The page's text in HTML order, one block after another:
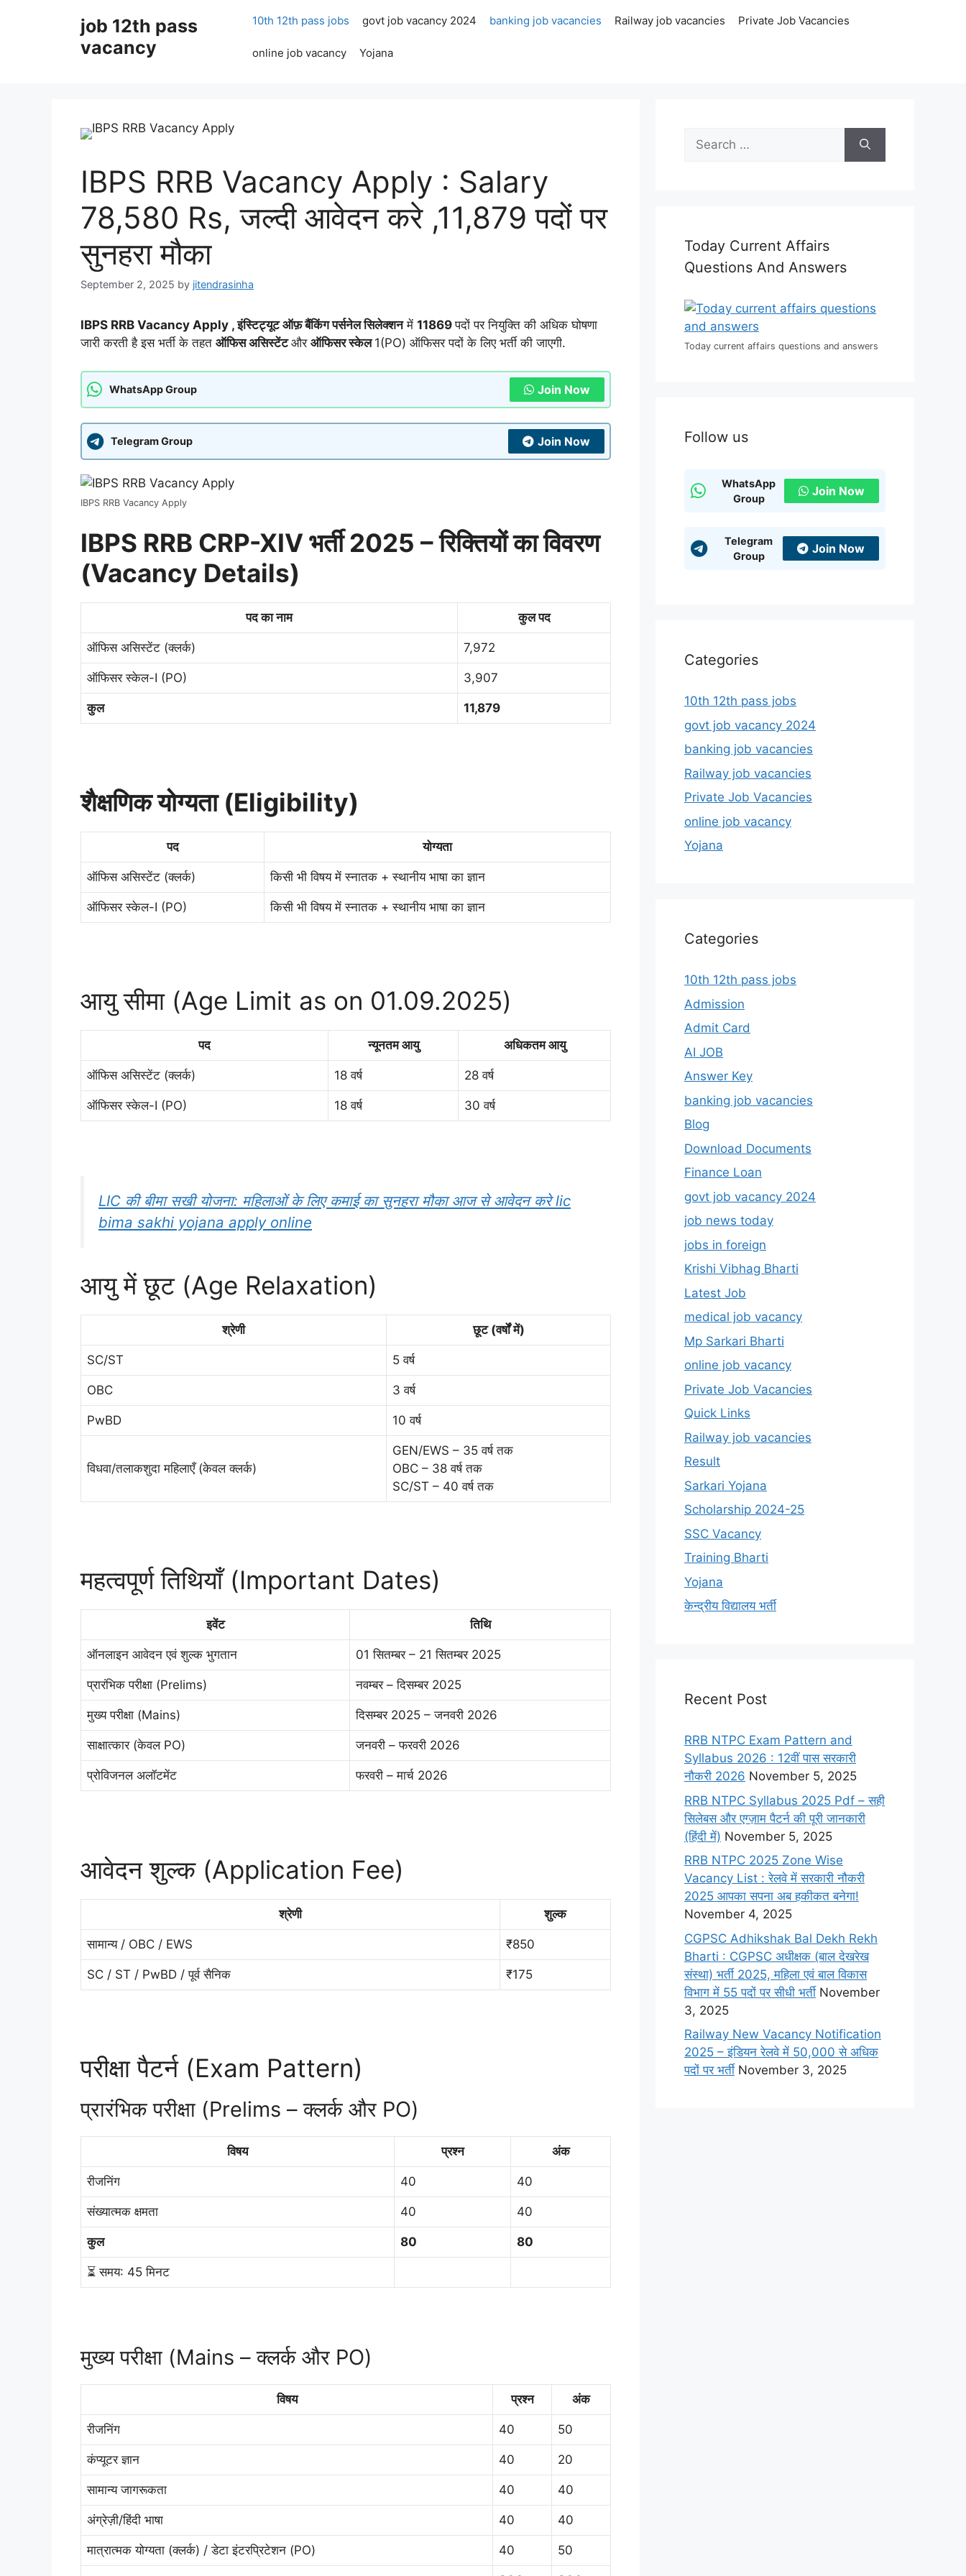
job 12th pass
vacancy
10th 12th pass jobs govt job vacancy 2024 banking job vacancies Railway job vacancies Private Job Vacancies
online job vacancy Yojana
IBPS RRB Vacancy Apply : Salary
78,580 Rs, जल्दी आवेदन करे ,11,879 पदों पर
सुनहरा मौका
September 2, 2025 by jitendrasinha
IBPS RRB Vacancy Apply , इंस्टिट्यूट ऑफ़ बैंकिंग पर्सनेल सिलेक्शनमें 11869पदों पर नियुक्ति की अधिक घोषणा
जारी करती है इस भर्ती के तहत ऑफिस असिस्टेंटऔर ऑफिसर स्केल 1(PO) ऑफिसर पदों के लिए भर्ती की जाएगी.
WhatsApp Group Join Now
Telegram Group Join Now
IBPS RRB Vacancy Apply
IBPS RRB CRP-XIV भर्ती 2025 – रिक्तियों का विवरण
(Vacancy Details)
पद का नाम कुल पद
ऑफिस असिस्टेंट (क्लर्क) 7,972
ऑफिसर स्केल-I (PO) 3,907
कुल 11,879
शैक्षणिक योग्यता (Eligibility)
पद योग्यता
ऑफिस असिस्टेंट (क्लर्क) किसी भी विषय में स्नातक + स्थानीय भाषा का ज्ञान
ऑफिसर स्केल-I (PO) किसी भी विषय में स्नातक + स्थानीय भाषा का ज्ञान
आयु सीमा (Age Limit as on 01.09.2025)
पद न्यूनतम आयु अधिकतम आयु
ऑफिस असिस्टेंट (क्लर्क) 18 वर्ष 28 वर्ष
ऑफिसर स्केल-I (PO) 18 वर्ष 30 वर्ष
LIC की बीमा सखी योजना: महिलाओं के लिए कमाई का सुनहरा मौका आज से आवेदन करे lic
bima sakhi yojana apply online
आयु में छूट (Age Relaxation)
श्रेणी छूट (वर्षों में)
SC/ST 5 वर्ष
OBC 3 वर्ष
PwBD 10 वर्ष
विधवा/तलाकशुदा महिलाएँ (केवल क्लर्क)
GEN/EWS – 35 वर्ष तक
OBC – 38 वर्ष तक
SC/ST – 40 वर्ष तक
महत्वपूर्ण तिथियाँ (Important Dates)
इवेंट तिथि
ऑनलाइन आवेदन एवं शुल्क भुगतान 01 सितम्बर – 21 सितम्बर 2025
प्रारंभिक परीक्षा (Prelims) नवम्बर – दिसम्बर 2025
मुख्य परीक्षा (Mains) दिसम्बर 2025 – जनवरी 2026
साक्षात्कार (केवल PO) जनवरी – फरवरी 2026
प्रोविजनल अलॉटमेंट फरवरी – मार्च 2026
आवेदन शुल्क (Application Fee)
श्रेणी शुल्क
सामान्य / OBC / EWS ₹850
SC / ST / PwBD / पूर्व सैनिक ₹175
परीक्षा पैटर्न (Exam Pattern)
प्रारंभिक परीक्षा (Prelims – क्लर्क और PO)
विषय प्रश्न अंक
रीजनिंग 40 40
संख्यात्मक क्षमता 40 40
कुल 80 80
⏳ समय: 45 मिनट
मुख्य परीक्षा (Mains – क्लर्क और PO)
विषय प्रश्न अंक
रीजनिंग 40 50
कंप्यूटर ज्ञान 40 20
सामान्य जागरूकता 40 40
अंग्रेज़ी/हिंदी भाषा 40 40
मात्रात्मक योग्यता (क्लर्क) / डेटा इंटरप्रिटेशन (PO) 40 50
Search
for:
Today Current Affairs
Questions And Answers
Today current affairs questions and answers
Follow us
WhatsApp
Group
Join Now
Telegram
Group
Join Now
Categories
10th 12th pass jobs
govt job vacancy 2024
banking job vacancies
Railway job vacancies
Private Job Vacancies
online job vacancy
Yojana
Categories
10th 12th pass jobs
Admission
Admit Card
AI JOB
Answer Key
banking job vacancies
Blog
Download Documents
Finance Loan
govt job vacancy 2024
job news today
jobs in foreign
Krishi Vibhag Bharti
Latest Job
medical job vacancy
Mp Sarkari Bharti
online job vacancy
Private Job Vacancies
Quick Links
Railway job vacancies
Result
Sarkari Yojana
Scholarship 2024-25
SSC Vacancy
Training Bharti
Yojana
केन्द्रीय विद्यालय भर्ती
Recent Post
RRB NTPC Exam Pattern and
Syllabus 2026 : 12वीं पास सरकारी
नौकरी 2026 November 5, 2025
RRB NTPC Syllabus 2025 Pdf – सही
सिलेबस और एग्ज़ाम पैटर्न की पूरी जानकारी
(हिंदी में) November 5, 2025
RRB NTPC 2025 Zone Wise
Vacancy List : रेलवे में सरकारी नौकरी
2025 आपका सपना अब हकीकत बनेगा!
November 4, 2025
CGPSC Adhikshak Bal Dekh Rekh
Bharti : CGPSC अधीक्षक (बाल देखरेख
संस्था) भर्ती 2025, महिला एवं बाल विकास
विभाग में 55 पदों पर सीधी भर्ती November
3, 2025
Railway New Vacancy Notification
2025 – इंडियन रेलवे में 50,000 से अधिक
पदों पर भर्ती November 3, 2025